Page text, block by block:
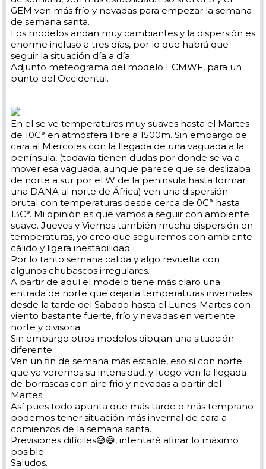
GEM ven más frío y nevadas para empezar la semana
de semana santa.
Los modelos andan muy cambiantes y la dispersión es
enorme incluso a tres días, por lo que habrá que
seguir la situación día a día.
Adjunto meteograma del modelo ECMWF, para un
punto del Occidental.
En el se ve temperaturas muy suaves hasta el Martes
de 10C° en atmósfera libre a 1500m. Sin embargo de
cara al Miercoles con la llegada de una vaguada a la
península, (todavía tienen dudas por donde se va a
mover esa vaguada, aunque parece que se deslizaba
de norte a sur por el W de la peninsula hasta formar
una DANA al norte de África) ven una dispersión
brutal con temperaturas desde cerca de 0C° hasta
13C°. Mi opinión es que vamos a seguir con ambiente
suave. Jueves y Viernes también mucha dispersión en
temperaturas, yo creo que seguiremos con ambiente
cálido y ligera inestabilidad.
Por lo tanto semana calida y algo revuelta con
algunos chubascos irregulares.
A partir de aquí el modelo tiene más claro una
entrada de norte que dejaría temperaturas invernales
desde la tarde del Sabado hasta el Lunes-Martes con
viento bastante fuerte, frío y nevadas en vertiente
norte y divisoria.
Sin embargo otros modelos dibujan una situación
diferente.
Ven un fin de semana más estable, eso sí con norte
que ya veremos su intensidad, y luego ven la llegada
de borrascas con aire frio y nevadas a partir del
Martes.
Así pues todo apunta que más tarde o más temprano
podemos tener situación más invernal de cara a
comienzos de la semana santa.
Previsiones difíciles😅😅, intentaré afinar lo máximo
posible.
Saludos.